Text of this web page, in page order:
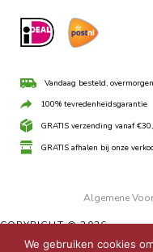
Vandaag besteld,
100% tevredenheidsgarantie
GRATIS verzending vanaf
GRATIS afhalen bij onze
Algemene
COPYRIGHT © 2026 ·UBO
WORDPRESS·LOG IN
We gebruiken cookies